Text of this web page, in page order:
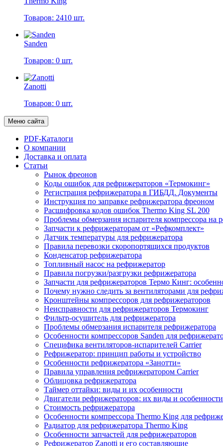
Товаров: 2410 шт.
Sanden
Товаров: 0 шт.
Zanotti
Товаров: 0 шт.
Меню сайта
PDF-Каталоги
О компании
Доставка и оплата
Статьи
Рынок фреонов
Коды ошибок для рефрижераторов «Термокинг»
Регистрация рефрижератора в ГИБДД. Документы
Инструкция по заправке рефрижератора фреоном
Расшифровка кодов ошибок Thermo King SL 200
Проблемы обмерзания испарителя компрессора на
Запчасти к рефрижераторам от «Рефкомплект»
Датчик температуры для рефрижератора
Правила перевозки скоропортящихся продуктов
Конденсатор рефрижератора
Топливный насос на рефрижератор
Правила погрузки/разгрузки рефрижератора
Запчасти для рефрижераторов Термо Кинг:
Почему нужно следить за вентиляторами для
Кронштейны компрессоров для рефрижераторов
Неисправности для рефрижераторов Термокинг
Фильтр-осушитель для рефрижератора
Проблемы обмерзания испарителя рефрижератора
Особенности компрессоров Sanden для
Специфика вентиляторов-испарителей Carrier
Рефрижератор: принцип работы и устройство
Особенности рефрижератора «Занотти»
Правила управления рефрижератором Carrier
Облицовка рефрижератора
Таймер оттайки: виды и их особенности
Двигатели рефрижераторов: их виды и особенности
Стоимость рефрижератора
Особенности компрессора Thermo King для
Радиатор для рефрижератора Thermo King
Особенности запчастей для рефрижераторов
Рефрижератор Zanotti и его составляющие